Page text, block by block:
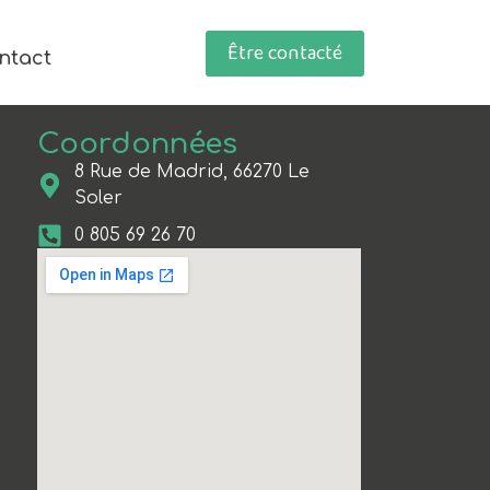
Être contacté
Coordonnées
8 Rue de Madrid, 66270 Le
Soler
0 805 69 26 70